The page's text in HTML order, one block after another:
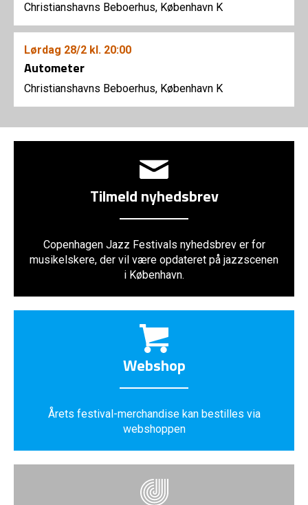
Christianshavns Beboerhus, København K
Lørdag 28/2 kl. 20:00
Autometer
Christianshavns Beboerhus, København K
Tilmeld nyhedsbrev
Copenhagen Jazz Festivals nyhedsbrev er for
musikelskere, der vil være opdateret på jazzscenen
i København.
Webshop
Årets festival-merchandise kan bestilles via
webshoppen